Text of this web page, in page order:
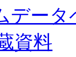
データ
資料